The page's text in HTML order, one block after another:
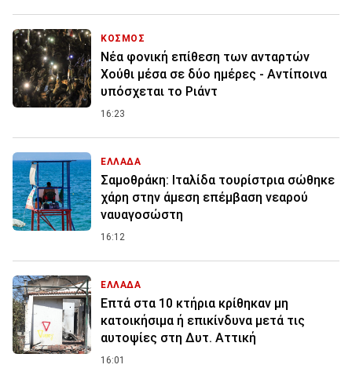
ΚΟΣΜΟΣ
Νέα φονική επίθεση των ανταρτών
Χούθι μέσα σε δύο ημέρες - Αντίποινα
υπόσχεται το Ριάντ
16:23
ΕΛΛΑΔΑ
Σαμοθράκη: Ιταλίδα τουρίστρια σώθηκε
χάρη στην άμεση επέμβαση νεαρού
ναυαγοσώστη
16:12
ΕΛΛΑΔΑ
Επτά στα 10 κτήρια κρίθηκαν μη
κατοικήσιμα ή επικίνδυνα μετά τις
αυτοψίες στη Δυτ. Αττική
16:01